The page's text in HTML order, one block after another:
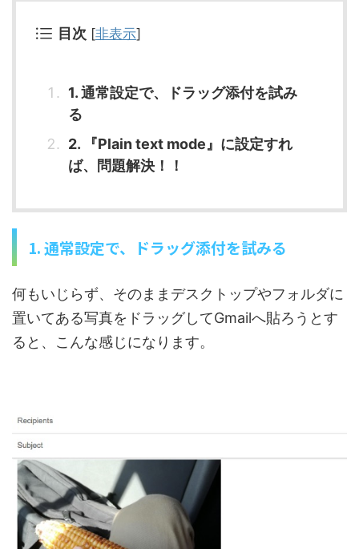
目次 [非表示]
1. 通常設定で、ドラッグ添付を試み
る
2. 『Plain text mode』に設定すれ
ば、問題解決！！
1. 通常設定で、ドラッグ添付を試みる
何もいじらず、そのままデスクトップやフォルダに
置いてある写真をドラッグしてGmailへ貼ろうとす
ると、こんな感じになります。